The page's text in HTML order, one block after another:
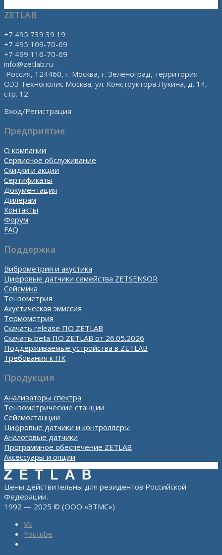
ZETLAB
+7 495 739 39 19
+7 495 109-70-69
+7 499 116-70-69
info@zetlab.ru
Россия, 124460, г. Москва, г. Зеленоград, территория
ОЭЗ Технополис Москва, ул. Конструктора Лукина, д. 14,
стр. 12
Вход/Регистрация
Предприятие
О компании
Сервисное обслуживание
Скидки и акции
Сертификаты
Документация
Дилерам
Контакты
Форум
FAQ
Поддержка
Виброметрия и акустика
Цифровые датчики семейства ZETSENSOR
Сейсмика
Тензометрия
Акустическая эмиссия
Термометрия
Скачать release ПО ZETLAB
Скачать beta ПО ZETLAB от 26.05.2026
Поддерживаемые устройства в ZETLAB
Требования к ПК
Продукция
Анализаторы спектра
Тензометрические станции
Сейсмостанции
Цифровые датчики и контроллеры
Аналоговые датчики
Программное обеспечение ZETLAB
Аксессуары и опции
Цены действительны для резидентов Российской
Федерации.
1992 — 2025 © (ООО «ЭТМС»)
Vk
Youtube